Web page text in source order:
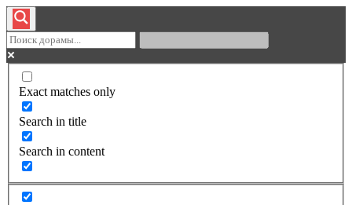
Exact matches only
Search in title
Search in content